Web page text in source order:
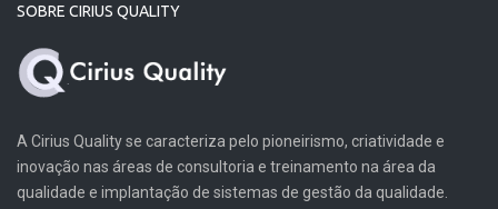
SOBRE CIRIUS QUALITY
A Cirius Quality se caracteriza pelo pioneirismo, criatividade e
inovação nas áreas de consultoria e treinamento na área da
qualidade e implantação de sistemas de gestão da qualidade.